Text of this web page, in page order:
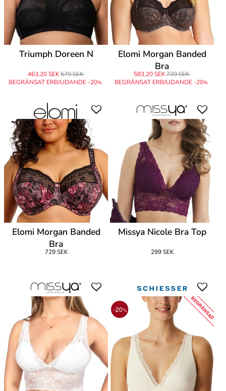
Triumph Doreen N
463,20 SEK579 SEK
BEGRÄNSAT ERBJUDANDE -20%
Elomi Morgan Banded
Bra
583,20 SEK729 SEK
BEGRÄNSAT ERBJUDANDE -20%
Elomi Morgan Banded
Bra
729 SEK
Missya Nicole Bra Top
299 SEK
-20% BEGRÄNSAD